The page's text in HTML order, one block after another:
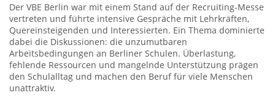
Der VBE Berlin war mit einem Stand auf der Recruiting-Messe
vertreten und führte intensive Gespräche mit Lehrkräften,
Quereinsteigenden und Interessierten. Ein Thema dominierte
dabei die Diskussionen: die unzumutbaren
Arbeitsbedingungen an Berliner Schulen. Überlastung,
fehlende Ressourcen und mangelnde Unterstützung prägen
den Schulalltag und machen den Beruf für viele Menschen
unattraktiv.